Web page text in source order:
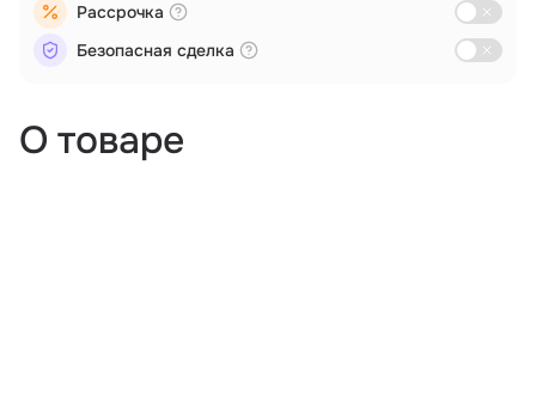
О товаре
Рассрочка
Безопасная сделка